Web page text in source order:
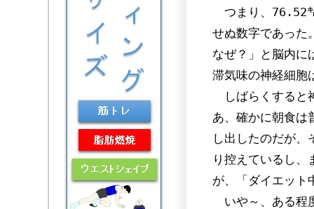
つまり、76.52
せぬ数字であった
なぜ？」と脳内に
滞気味の神経細胞
しばらくすると
あ、確かに朝食は
し出したのだが
り控えているし、
が、「ダイエット
いや～、ある程